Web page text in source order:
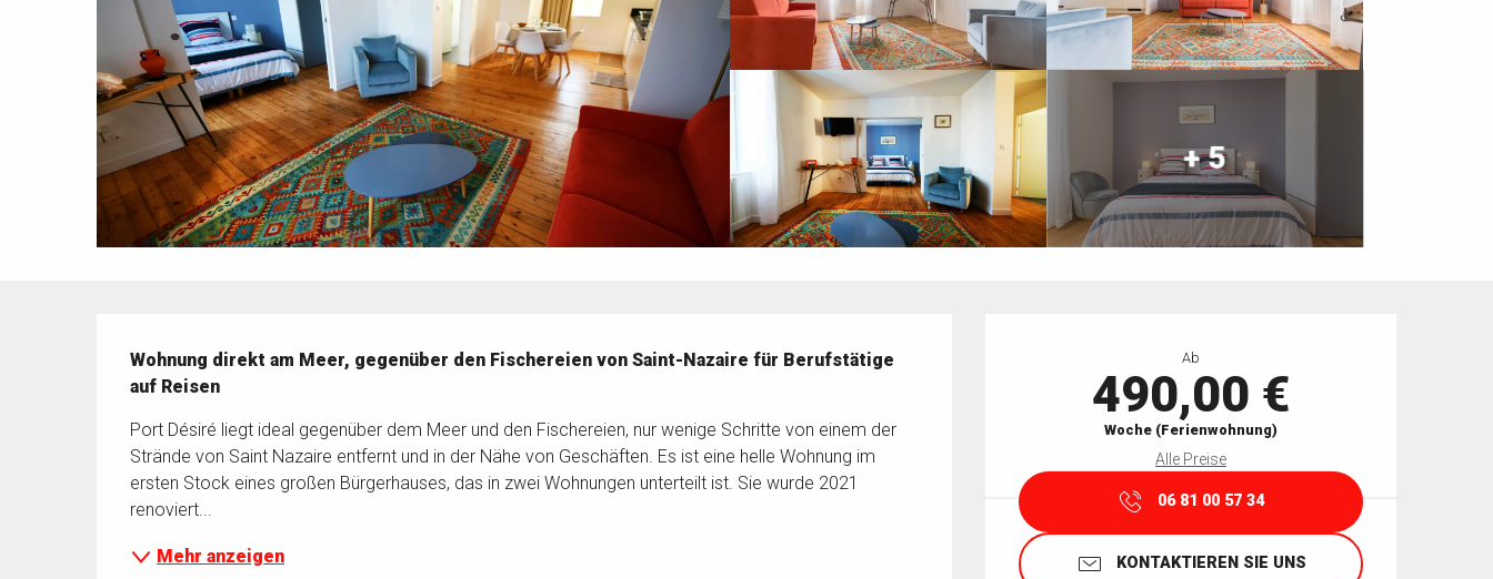
+ 5
Ab
490,00 €
Woche (Ferienwohnung)
Alle Preise
06 81 00 57 34
KONTAKTIEREN SIE UNS
Wohnung direkt am Meer, gegenüber den Fischereien von Saint-Nazaire für Berufstätige
auf Reisen
Port Désiré liegt ideal gegenüber dem Meer und den Fischereien, nur wenige Schritte von einem der
Strände von Saint Nazaire entfernt und in der Nähe von Geschäften. Es ist eine helle Wohnung im
ersten Stock eines großen Bürgerhauses, das in zwei Wohnungen unterteilt ist. Sie wurde 2021
renoviert...
Mehr anzeigen